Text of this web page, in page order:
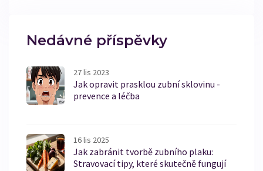
Nedávné příspěvky
27 lis 2023
Jak opravit prasklou zubní sklovinu -
prevence a léčba
16 lis 2025
Jak zabránit tvorbě zubního plaku:
Stravovací tipy, které skutečně fungují